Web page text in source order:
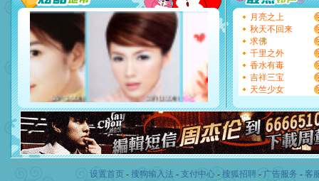
天都要快乐噢!
[圣诞节]奉上一颗祝福的心,
如意,快乐,鲜花,一切美好
[元旦]
看到你我会触电；
断电。爱你是我职业，想
你是我专业！水晶之恋祝你
[元旦]
如果上天让我许三
起；二是再生再世和你在
离。水晶之恋祝你新年快乐
[元旦]当我狠下心扭头离去
泣，这痛楚让我明白我多
卖了。水晶之恋祝你新年快
[春节]风柔雨润好月圆，半
颜！冬去春来似水如烟，
道一声平安！新年吉祥万事
月亮之上
秋天不回来
求佛
千里之外
香水有毒
吉祥三宝
天竺少女
设置首页 - 搜狗输入法 - 支付中心- 搜狐招聘- 广告服务 - 客